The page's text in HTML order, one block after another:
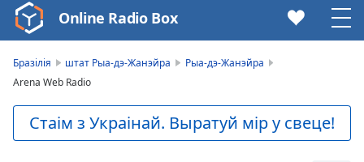
Video
Player
loading.
Video
Online Radio Box
Бразілія штат Рыа-дэ-Жанэйра
Рыа-дэ-Жанэйра
Arena Web Radio
Стаім з Украінай. Выратуй мір у свеце!